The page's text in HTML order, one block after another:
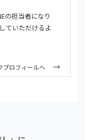
の担当者になり
ていただけるよ
プロフィールへ